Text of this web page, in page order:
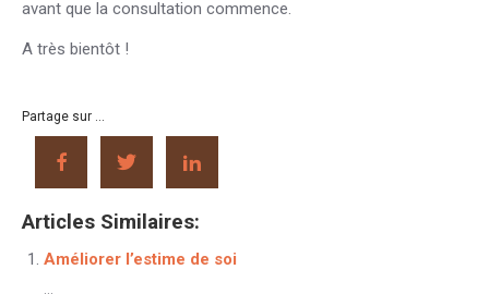
avant que la consultation commence.
A très bientôt !
Partage sur ...
Articles Similaires:
Améliorer l’estime de soi
...